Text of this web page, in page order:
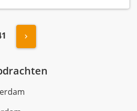
Volgende »